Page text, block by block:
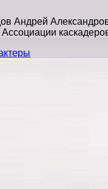
Андрей